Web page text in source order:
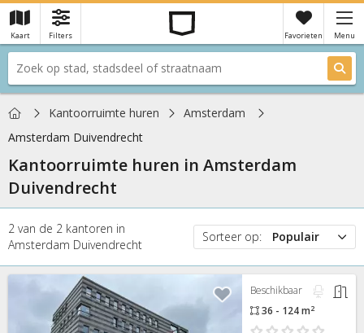
Kaart Filters Favorieten Menu
Je hebt nog geen favorieten ×
HomeKantoorruimte huren
Amsterdam
Amsterdam Duivendrecht
Kantoorruimte huren in Amsterdam
Duivendrecht
2 van de 2 kantoren in
Amsterdam Duivendrecht
Sorteer op:
Populair
Prijs
Nieuw
Beschikbaar
36 - 124 m2